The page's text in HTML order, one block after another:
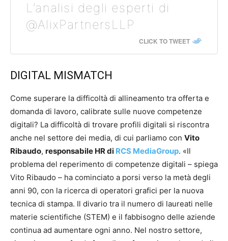
L’analisi degli esperti di
@AlixPartnersLLP
CLICK TO TWEET
DIGITAL MISMATCH
Come superare la difficoltà di allineamento tra offerta e
domanda di lavoro, calibrate sulle nuove competenze
digitali? La difficoltà di trovare profili digitali si riscontra
anche nel settore dei media, di cui parliamo con Vito
Ribaudo, responsabile HR di RCS MediaGroup. «Il
problema del reperimento di competenze digitali – spiega
Vito Ribaudo – ha cominciato a porsi verso la metà degli
anni 90, con la ricerca di operatori grafici per la nuova
tecnica di stampa. Il divario tra il numero di laureati nelle
materie scientifiche (STEM) e il fabbisogno delle aziende
continua ad aumentare ogni anno. Nel nostro settore,